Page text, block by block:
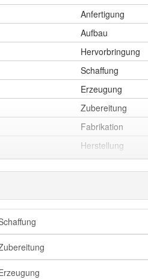
Anfertigung
Aufbau
Hervorbringung
Schaffung
Erzeugung
Zubereitung
Fabrikation
Herstellung
Produktion